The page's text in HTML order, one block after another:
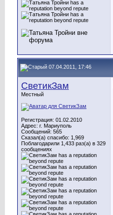
07.04.2011, 17:46
СветикЗам
Местный
Регистрация: 01.02.2010
Адрес: г. Мариуполь
Сообщений: 565
Сказал(а) спасибо: 1,969
Поблагодарили 1,433 раз(а) в 329
сообщениях